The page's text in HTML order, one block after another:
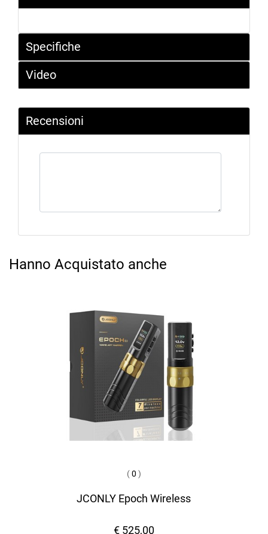
Specifiche
Video
Recensioni
Hanno Acquistato anche
(0 )
JCONLY Epoch Wireless
€ 525,00